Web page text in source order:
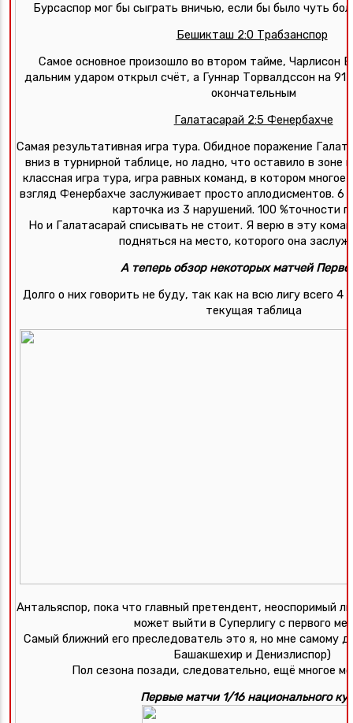
Бурсаспор мог бы сыграть вничью, если бы было чуть
Бешикташ 2:0 Трабзанспор
Самое основное произошло во втором тайме, Чарлисон
дальним ударом открыл счёт, а Гуннар Торвалдссон на 91
окончательным
Галатасарай 2:5 Фенербахче
Самая результативная игра тура. Обидное поражение
вниз в турнирной таблице, но ладно, что оставило в зоне
классная игра тура, игра равных команд, в котором
взгляд Фенербахче заслуживает просто аплодисментов. 6
карточка из 3 нарушений. 100 %точности
Но и Галатасарай списывать не стоит. Я верю в эту
подняться на место, которого она
А теперь обзор некоторых матчей
Долго о них говорить не буду, так как на всю лигу всего
текущая таблица
Антальяспор, пока что главный претендент, неоспоримый
может выйти в Суперлигу с первого
Самый ближний его преследователь это я, но мне самому
Башакшехир и Денизлиспор)
Пол сезона позади, следовательно, ещё многое
Первые матчи 1/16 национального